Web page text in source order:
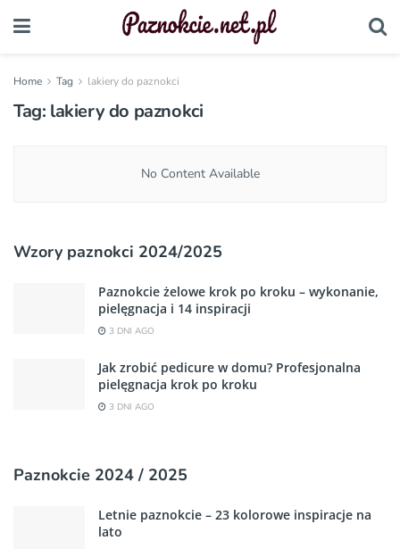
Home Tag lakiery do paznokci
Tag: lakiery do paznokci
No Content Available
Wzory paznokci 2024/2025
Paznokcie żelowe krok po kroku – wykonanie,
pielęgnacja i 14 inspiracji
3 DNI AGO
Jak zrobić pedicure w domu? Profesjonalna
pielęgnacja krok po kroku
3 DNI AGO
Paznokcie 2024 / 2025
Letnie paznokcie – 23 kolorowe inspiracje na
lato